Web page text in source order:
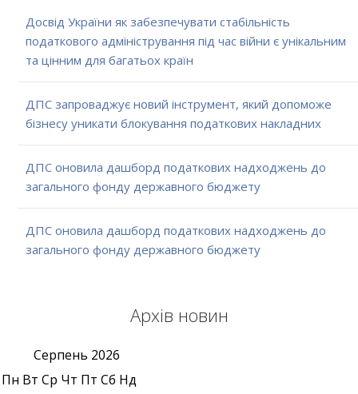
Досвід України як забезпечувати стабільність
податкового адміністрування під час війни є унікальним
та цінним для багатьох країн
ДПС запроваджує новий інструмент, який допоможе
бізнесу уникати блокування податкових накладних
ДПС оновила дашборд податкових надходжень до
загального фонду державного бюджету
ДПС оновила дашборд податкових надходжень до
загального фонду державного бюджету
Архів новин
Серпень 2026
Пн Вт Ср Чт Пт Сб Нд